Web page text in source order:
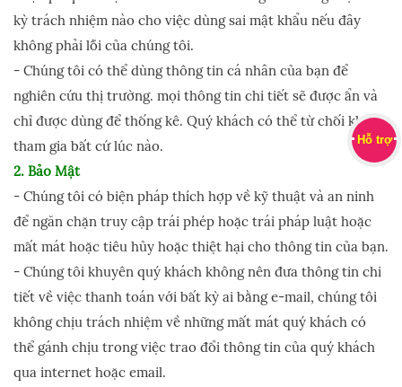
kỳ trách nhiệm nào cho việc dùng sai mật khẩu nếu đây
không phải lỗi của chúng tôi.
- Chúng tôi có thể dùng thông tin cá nhân của bạn để
nghiên cứu thị trường. mọi thông tin chi tiết sẽ được ẩn và
chỉ được dùng để thống kê. Quý khách có thể từ chối không
tham gia bất cứ lúc nào.
2. Bảo Mật
- Chúng tôi có biện pháp thích hợp về kỹ thuật và an ninh
để ngăn chặn truy cập trái phép hoặc trái pháp luật hoặc
mất mát hoặc tiêu hủy hoặc thiệt hại cho thông tin của bạn.
- Chúng tôi khuyên quý khách không nên đưa thông tin chi
tiết về việc thanh toán với bất kỳ ai bằng e-mail, chúng tôi
không chịu trách nhiệm về những mất mát quý khách có
thể gánh chịu trong việc trao đổi thông tin của quý khách
qua internet hoặc email.
Hỗ trợ